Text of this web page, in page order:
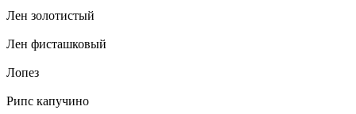
Лен золотистый
Лен фисташковый
Лопез
Рипс капучино